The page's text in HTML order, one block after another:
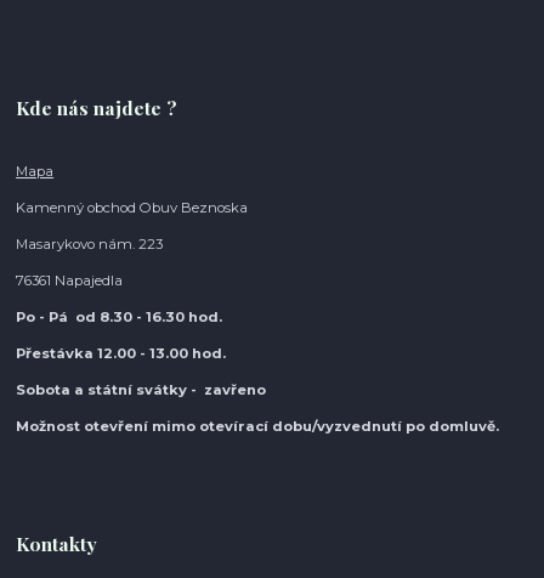
Kde nás najdete ?
Mapa
Kamenný obchod Obuv Beznoska
Masarykovo nám. 223
76361 Napajedla
Po - Pá od 8.30 - 16.30 hod.
Přestávka 12.00 - 13.00 hod.
Sobota a státní svátky - zavřeno
Možnost otevření mimo otevírací dobu/vyzvednutí po domluvě.
Kontakty